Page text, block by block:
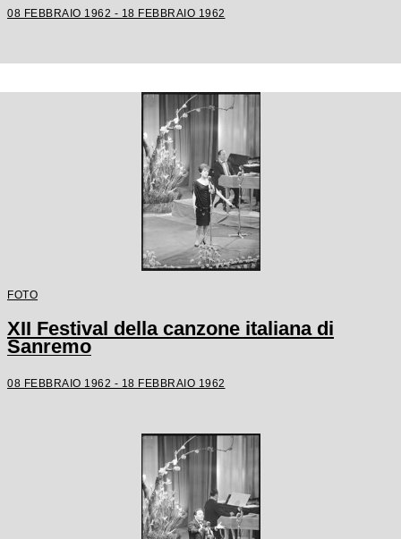
08 FEBBRAIO 1962 - 18 FEBBRAIO 1962
FOTO
XII Festival della canzone italiana di
Sanremo
08 FEBBRAIO 1962 - 18 FEBBRAIO 1962